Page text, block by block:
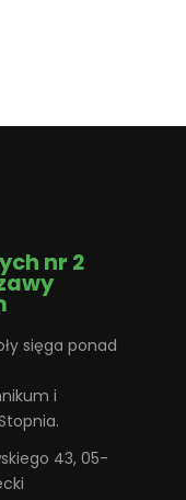
nr 2
sięga ponad
i
43, 05-